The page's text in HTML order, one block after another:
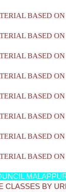
BASED
BASED
BASED ON
BASED
BASED
BASED
BASED
BASED
CLASSES BY